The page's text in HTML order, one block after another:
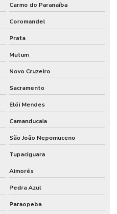
Carmo do Paranaíba
Coromandel
Prata
Mutum
Novo Cruzeiro
Sacramento
Elói Mendes
Camanducaia
São João Nepomuceno
Tupaciguara
Aimorés
Pedra Azul
Paraopeba